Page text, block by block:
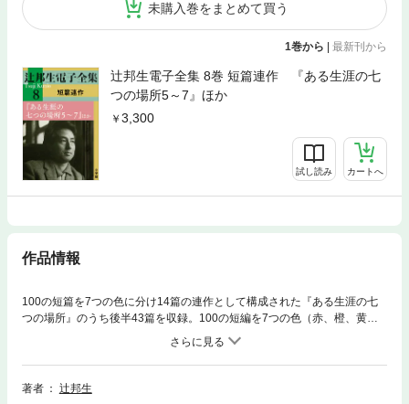
未購入巻をまとめて買う
1巻から 最新刊から
辻邦生電子全集 8巻 短篇連作 『ある生涯の七
つの場所5～7』ほか
3,300
試し読み カートへ
作品情報
100の短篇を7つの色に分け14篇の連作として構成された『ある生涯の七
つの場所』のうち後半43篇を収録。100の短編を7つの色（赤、橙、黄、
緑、青、藍、菫）に分け14篇の連作として構成された『ある生涯の七つの
場所』のうち、後半43篇を収録。1974年から1988年まで15年の歳月をか
けて完結した短篇連作『ある生涯の七つの場所』は、7色14篇計98話にプ
ロローグとエピローグの100篇より構成され、自らの半生にも重なる一家
著者
辻邦生